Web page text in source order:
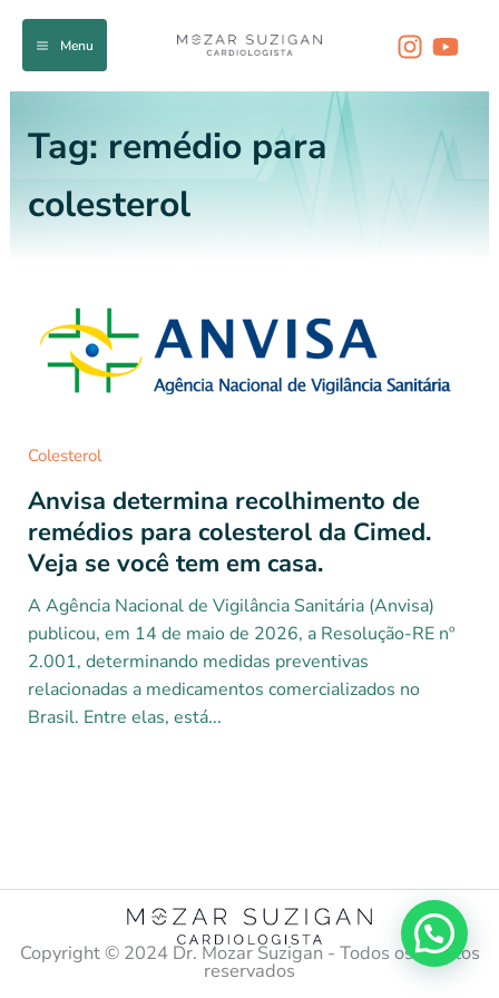
Menu
Tag: remédio para
colesterol
Colesterol
Anvisa determina recolhimento de
remédios para colesterol da Cimed.
Veja se você tem em casa.
A Agência Nacional de Vigilância Sanitária (Anvisa)
publicou, em 14 de maio de 2026, a Resolução-RE nº
2.001, determinando medidas preventivas
relacionadas a medicamentos comercializados no
Brasil. Entre elas, está...
Copyright ©️ 2024 Dr. Mozar Suzigan - Todos os direitos
reservados